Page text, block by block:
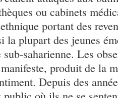
ou cabinets
portant des
la plupart des jeunes
saharienne. Les
produit de la
Depuis des